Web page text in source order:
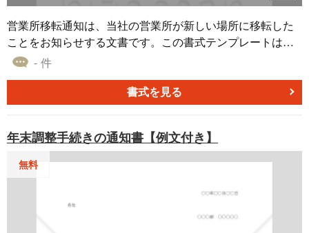
営業所移転通知は、当社の営業所が新しい場所に移転した
ことをお知らせする文書です。この書式テンプレートは、
移転の理由や日程、新しい営業所の住所や連絡先、移転に
テンプレートを使用すれば、営業所移転通知を迅速に行う
ことができます。また、このテンプレートは無料でダウン
は、お客様や取引先に対する配慮と信頼を示すための重要
なツールです。ぜひご利用ください。
- 件
書式を見る
年末調整手続きの通知書【例文付き】
無料